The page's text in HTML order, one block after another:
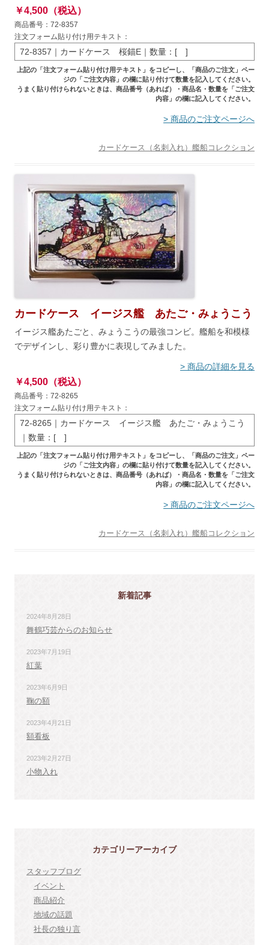
￥4,500（税込）
商品番号：72-8357
注文フォーム貼り付け用テキスト：
72-8357｜カードケース 桜錨E｜数量：[ ]
上記の「注文フォーム貼り付け用テキスト」をコピーし、「商品のご注文」ペー
ジの「ご注文内容」の欄に貼り付けて数量を記入してください。
うまく貼り付けられないときは、商品番号（あれば）・商品名・数量を「ご注文
内容」の欄に記入してください。
> 商品のご注文ページへ
カードケース（名刺入れ） 艦船コレクション
カードケース イージス艦 あたご・みょうこう
イージス艦あたごと、みょうこうの最強コンビ。艦船を和模様
でデザインし、彩り豊かに表現してみました。
> 商品の詳細を見る
￥4,500（税込）
商品番号：72-8265
注文フォーム貼り付け用テキスト：
72-8265｜カードケース イージス艦 あたご・みょうこう
｜数量：[ ]
上記の「注文フォーム貼り付け用テキスト」をコピーし、「商品のご注文」ペー
ジの「ご注文内容」の欄に貼り付けて数量を記入してください。
うまく貼り付けられないときは、商品番号（あれば）・商品名・数量を「ご注文
内容」の欄に記入してください。
> 商品のご注文ページへ
カードケース（名刺入れ） 艦船コレクション
新着記事
舞鶴巧芸からのお知らせ
2024年8月28日
紅葉
2023年7月19日
鞠の額
2023年6月9日
額看板
2023年4月21日
小物入れ
2023年2月27日
カテゴリーアーカイブ
スタッフブログ
イベント
商品紹介
地域の話題
社長の独り言